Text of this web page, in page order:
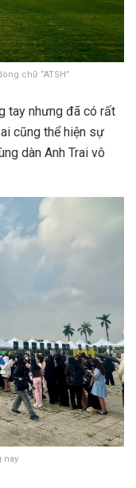
chữ “ATSH”
tay nhưng đã có rất
cũng thể hiện sự
dàn Anh Trai vô
nay